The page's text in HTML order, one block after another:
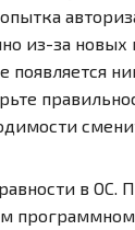
из-за новых
появляется
в ОС.
программном